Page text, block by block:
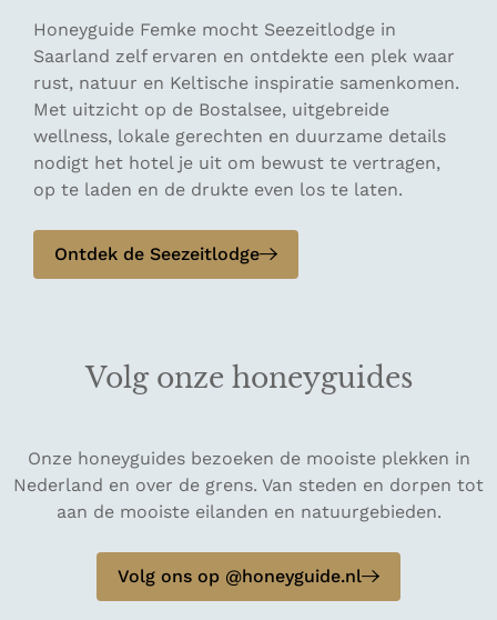
Honeyguide Femke mocht Seezeitlodge in
Saarland zelf ervaren en ontdekte een plek waar
rust, natuur en Keltische inspiratie samenkomen.
Met uitzicht op de Bostalsee, uitgebreide
wellness, lokale gerechten en duurzame details
nodigt het hotel je uit om bewust te vertragen,
op te laden en de drukte even los te laten.
Ontdek de Seezeitlodge
Volg onze honeyguides
Onze honeyguides bezoeken de mooiste plekken in
Nederland en over de grens. Van steden en dorpen tot
aan de mooiste eilanden en natuurgebieden.
Volg ons op @honeyguide.nl